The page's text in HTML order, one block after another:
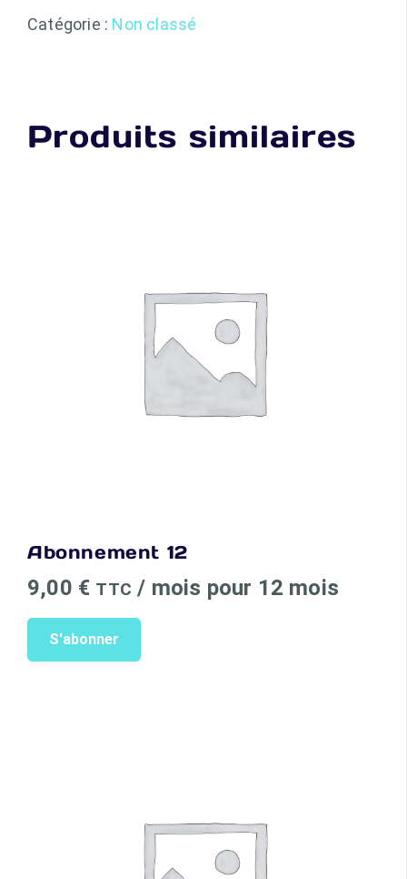
Catégorie : Non classé
Produits similaires
Abonnement 12
9,00 € TTC / mois pour 12 mois
S'abonner